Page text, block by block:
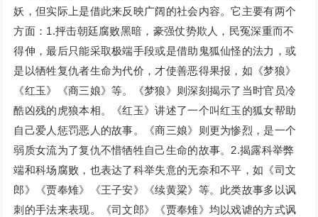
妖，但实际上是借此来反映广阔的社会内容。它主要有两个
方面：1.抨击朝廷腐败黑暗，豪强仗势欺人，民冤深重而不
得伸，最后只能采取极端手段或是借助鬼狐仙怪的法力，或
是以牺牲复仇者生命为代价，才使善恶得果报，如《梦狼》
《红玉》《商三娘》等。《梦狼》则深刻揭示了当时官员冷
酷凶残的虎狼本相。《红玉》讲述了一个叫红玉的狐女帮助
自己爱人惩罚恶人的故事。《商三娘》则更为惨烈，是一个
弱质女流为了复仇不惜牺牲自己生命的故事。2.揭露科举弊
端和科场腐败，也表达了科举失意的无奈和不平，如《司文
郎》《贾奉雉》《王子安》《续黄粱》等。此类故事多以讽
刺的手法来表现。《司文郎》《贾奉雉》均以戏谑的方式讽